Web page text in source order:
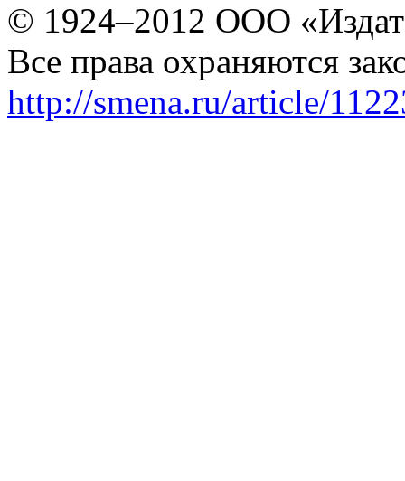
© 1924–2012 ООО
Все права охраняются
http://smena.ru/article/